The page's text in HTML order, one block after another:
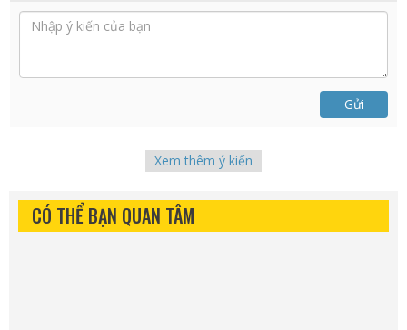
Gửi
Xem thêm ý kiến
CÓ THỂ BẠN QUAN TÂM